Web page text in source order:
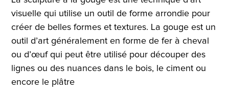
visuelle qui utilise un outil de forme arrondie pour
créer de belles formes et textures. La gouge est un
outil d’art généralement en forme de fer à cheval
ou d’œuf qui peut être utilisé pour découper des
lignes ou des nuances dans le bois, le ciment ou
encore le plâtre